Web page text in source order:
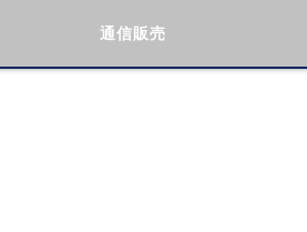
通信販売